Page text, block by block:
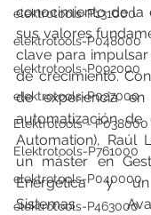
elektrotools-P131000
elektrotools-P048000
elektrotools-P092000
elektrotools-P027000
Elektrotools - P038000
Elektrotools-P761000
elektrotools-P040000
elektrotools-P463000
conocimiento de la
sus valores
clave para
de crecimiento.
de experiencia
automatización de
Automation), Raúl
un máster en
Energética y
Sistemas